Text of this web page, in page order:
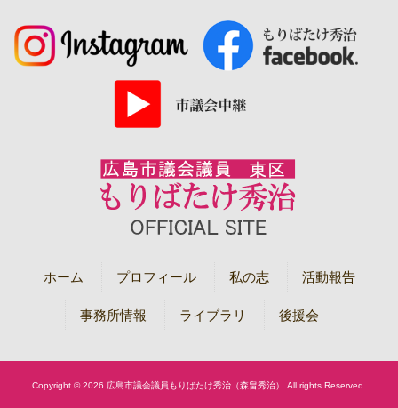
ホーム プロフィール 私の志 活動報告
事務所情報 ライブラリ 後援会
Copyright © 2026 広島市議会議員もりばたけ秀治（森畠秀治） All rights Reserved.